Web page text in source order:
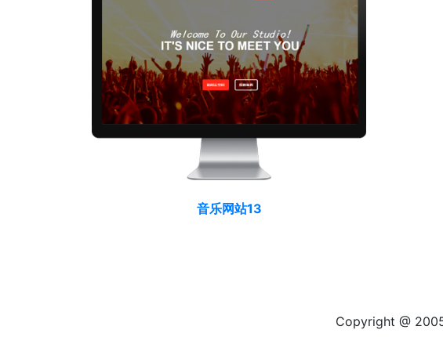
音乐网站13
Copyright @